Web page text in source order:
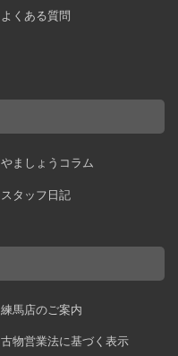
よくある質問
やましょうコラム
スタッフ日記
練馬店のご案内
古物営業法に基づく表示